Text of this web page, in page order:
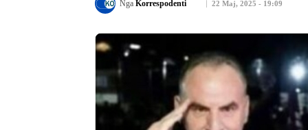
22 Maj, 2025 - 19:09
Nga Korrespodenti